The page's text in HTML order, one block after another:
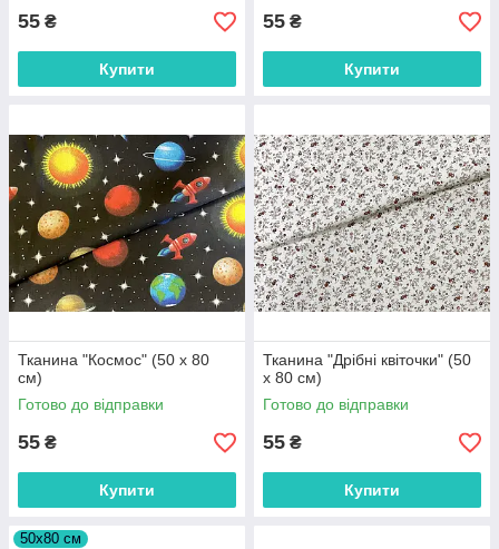
55 ₴
Купити
55 ₴
Купити
Тканина "Космос" (50 х 80
см)
Готово до відправки
55 ₴
Купити
Тканина "Дрібні квіточки" (50
х 80 см)
Готово до відправки
55 ₴
Купити
50х80 см